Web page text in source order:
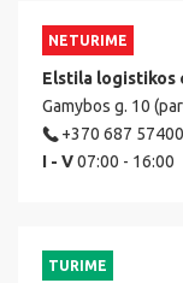
NETURIME
Elstila logistikos
Gamybos g. 10
+370 687 57400
I - V07:00 - 16:00
TURIME